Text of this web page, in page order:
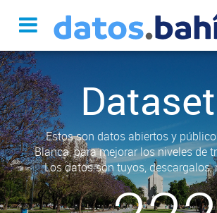
Estos son datos abiertos y
Blanca, para mejorar los niveles de
Los datos son tuyos, descargalos,